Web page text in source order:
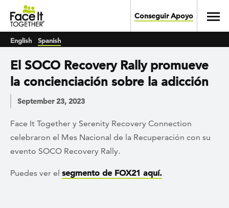
Skip to main content
Conseguir Apoyo
English Spanish
El SOCO Recovery Rally promueve
la concienciación sobre la adicción
September 23, 2023
Face It Together y Serenity Recovery Connection
celebraron el Mes Nacional de la Recuperación con su
evento SOCO Recovery Rally.
Puedes ver el segmento de FOX21 aquí.